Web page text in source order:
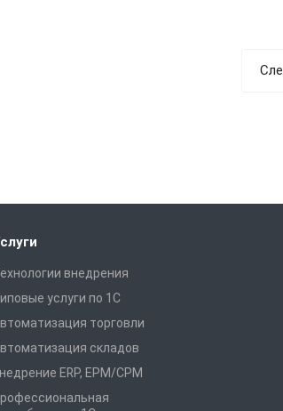
внедрения
услуги по 1С
торговли
складов
ERP, EPM/CPM